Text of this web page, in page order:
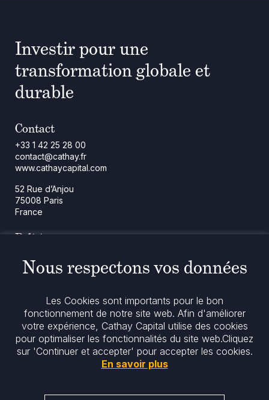
Investir pour une
transformation globale et
durable
Contact
+33 1 42 25 28 00
contact@cathay.fr
www.cathaycapital.com
52 Rue d’Anjou
75008 Paris
France
Politique
Notices réglementaires
Notre politique ESG
Restez informés
Nous respectons vos données
Les Cookies sont importants pour le bon
fonctionnement de notre site web. Afin d'améliorer
votre expérience, Cathay Capital utilise des cookies
pour optimaliser les fonctionnalités du site web.Cliquez
sur 'Continuer et accepter' pour accepter les cookies.
En savoir plus